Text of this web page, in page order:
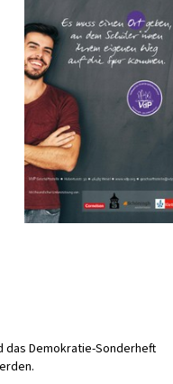
das Demokratie-Sonderheft